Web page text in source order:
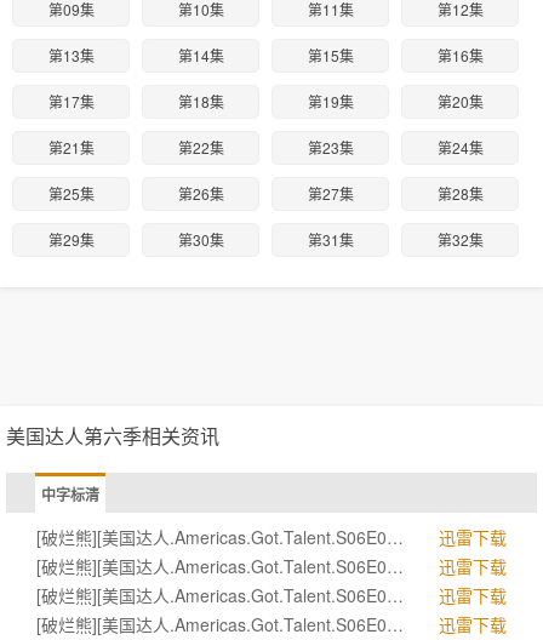
第09集 第10集 第11集 第12集
第13集 第14集 第15集 第16集
第17集 第18集 第19集 第20集
第21集 第22集 第23集 第24集
第25集 第26集 第27集 第28集
第29集 第30集 第31集 第32集
美国达人第六季相关资讯
中字标清
[破烂熊][美国达人.Americas.Got.Talent.S06E01].rmvb
迅雷下载
[破烂熊][美国达人.Americas.Got.Talent.S06E02].rmvb
迅雷下载
[破烂熊][美国达人.Americas.Got.Talent.S06E03].rmvb
迅雷下载
[破烂熊][美国达人.Americas.Got.Talent.S06E04].rmvb
迅雷下载